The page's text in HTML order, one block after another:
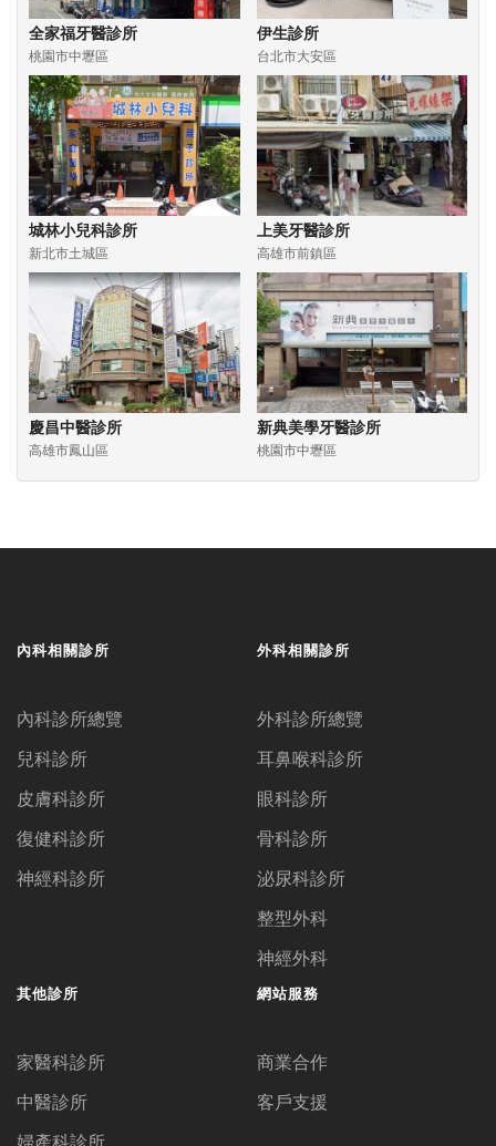
全家福牙醫診所
桃園市中壢區
伊生診所
台北市大安區
城林小兒科診所
新北市土城區
上美牙醫診所
高雄市前鎮區
慶昌中醫診所
高雄市鳳山區
新典美學牙醫診所
桃園市中壢區
內科相關診所
內科診所總覽
兒科診所
皮膚科診所
復健科診所
神經科診所
外科相關診所
外科診所總覽
耳鼻喉科診所
眼科診所
骨科診所
泌尿科診所
整型外科
神經外科
其他診所
家醫科診所
中醫診所
網站服務
商業合作
客戶支援